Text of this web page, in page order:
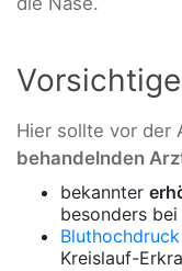
Hier sollte vor der
behandelnden
bekannter
besonders
Bluthochdruck
Kreislauf-